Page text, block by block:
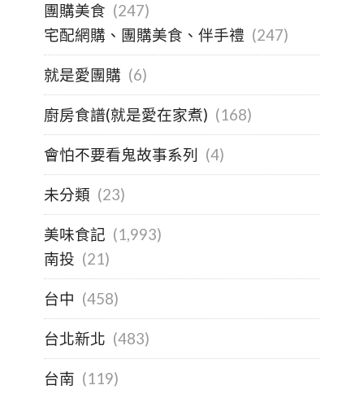
團購美食 (247)
宅配網購、團購美食、伴手禮 (247)
就是愛團購 (6)
廚房食譜(就是愛在家煮) (168)
會怕不要看鬼故事系列 (4)
未分類 (23)
美味食記 (1,993)
南投 (21)
台中 (458)
台北新北 (483)
台南 (119)